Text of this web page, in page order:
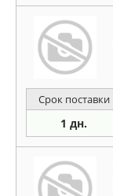
Срок поставки
1 дн.